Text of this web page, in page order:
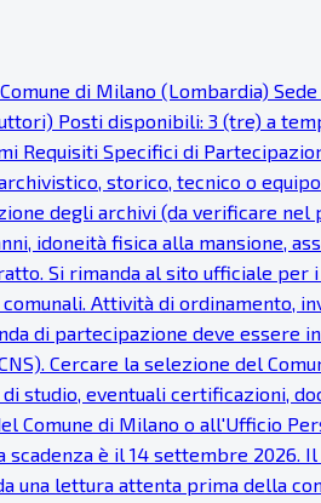
di Milano (Lombardia)
Posti disponibili: 3 (tre) a
Requisiti Specifici di
storico, tecnico o
degli archivi (da verificare nel
idoneità fisica alla mansione,
Si rimanda al sito ufficiale
Attività di ordinamento,
di partecipazione deve essere
Cercare la selezione del
studio, eventuali certificazioni,
di Milano o all'Ufficio
scadenza è il 14 settembre
una lettura attenta prima della